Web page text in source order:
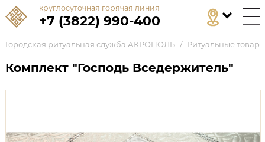
круглосуточная горячая линия
+7 (3822) 990-400
Городская ритуальная служба АКРОПОЛЬ / Ритуальные товары
Комплект "Господь Вседержитель"